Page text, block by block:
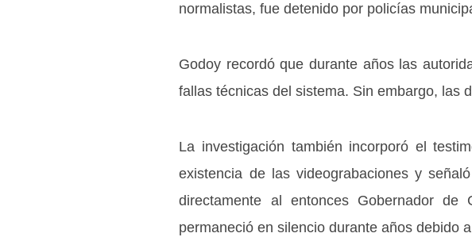
normalistas, fue detenido por policías
Godoy recordó que durante años las
fallas técnicas del sistema. Sin embargo, las
La investigación también incorporó el
existencia de las videograbaciones y
directamente al entonces Gobernador
permaneció en silencio durante años debido